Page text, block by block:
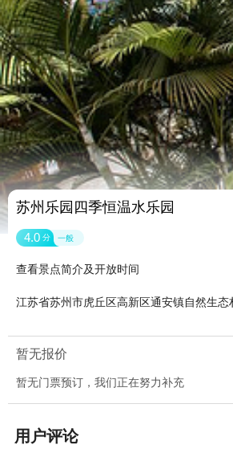
苏州乐园四季恒温水乐园
4.0 分 一般
查看景点简介及开放时间
江苏省苏州市虎丘区高新区通安镇自然生态
暂无报价
暂无门票预订，我们正在努力补充
用户评论